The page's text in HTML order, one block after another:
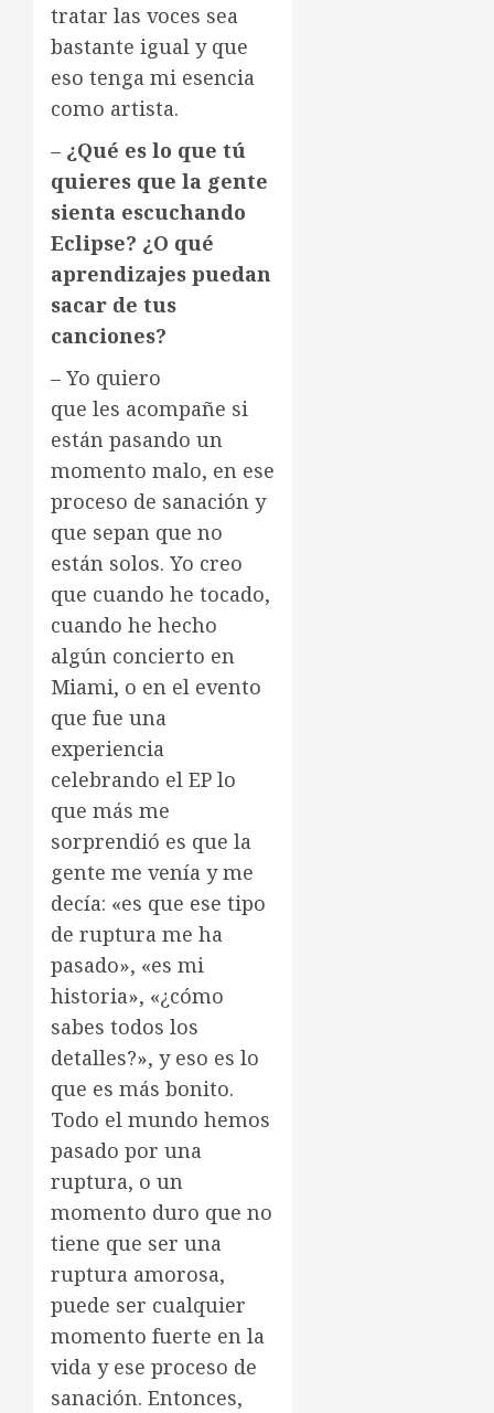
tratar las voces sea
bastante igual y que
eso tenga mi esencia
como artista.
– ¿Qué es lo que tú
quieres que la gente
sienta escuchando
Eclipse? ¿O qué
aprendizajes puedan
sacar de tus
canciones?
– Yo quiero
que les acompañe si
están pasando un
momento malo, en ese
proceso de sanación y
que sepan que no
están solos. Yo creo
que cuando he tocado,
cuando he hecho
algún concierto en
Miami, o en el evento
que fue una
experiencia
celebrando el EP lo
que más me
sorprendió es que la
gente me venía y me
decía: «es que ese tipo
de ruptura me ha
pasado», «es mi
historia», «¿cómo
sabes todos los
detalles?», y eso es lo
que es más bonito.
Todo el mundo hemos
pasado por una
ruptura, o un
momento duro que no
tiene que ser una
ruptura amorosa,
puede ser cualquier
momento fuerte en la
vida y ese proceso de
sanación. Entonces,